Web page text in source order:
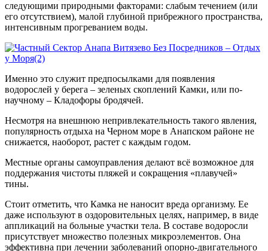
следующими природными факторами: слабым течением (или
его отсутствием), малой глубиной прибрежного пространства,
интенсивным прогреванием воды.
Именно это служит предпосылками для появления
водорослей у берега – зеленых скоплений Камки, или по-
научному – Кладофоры бродячей.
Несмотря на внешнюю непривлекательность такого явления,
популярность отдыха на Черном море в Анапском районе не
снижается, наоборот, растет с каждым годом.
Местные органы самоуправления делают всё возможное для
поддержания чистоты пляжей и сокращения «плавучей»
тины.
Стоит отметить, что Камка не наносит вреда организму. Ее
даже используют в оздоровительных целях, например, в виде
аппликаций на больные участки тела. В составе водоросли
присутствует множество полезных микроэлементов. Она
эффективна при лечении заболеваний опорно-двигательного